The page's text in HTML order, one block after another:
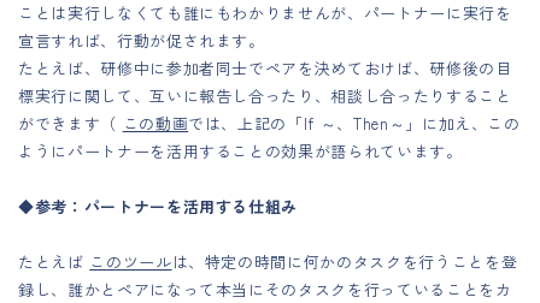
ことは実行しなくても誰にもわかりませんが、パートナーに実行を
宣言すれば、行動が促されます。
たとえば、研修中に参加者同士でペアを決めておけば、研修後の目
標実行に関して、互いに報告し合ったり、相談し合ったりすること
ができます（ この動画では、上記の「If ～、Then～」に加え、この
ようにパートナーを活用することの効果が語られています。
◆参考：パートナーを活用する仕組み
たとえば このツールは、特定の時間に何かのタスクを行うことを登
録し、誰かとペアになって本当にそのタスクを行っていることをカ